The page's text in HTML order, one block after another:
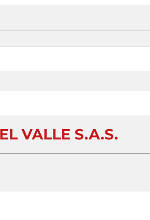
VALLE S.A.S.